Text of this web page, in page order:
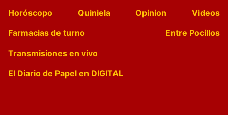
Horóscopo
Quiniela Opinion
Videos
Farmacias de turno
Entre Pocillos
Transmisiones en vivo
El Diario de Papel en DIGITAL